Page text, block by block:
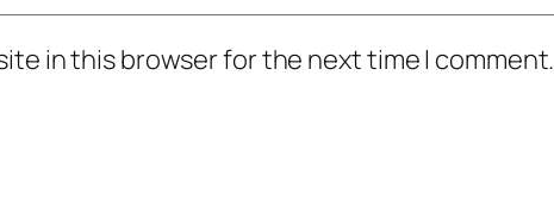
in this browser for the next time I comment.